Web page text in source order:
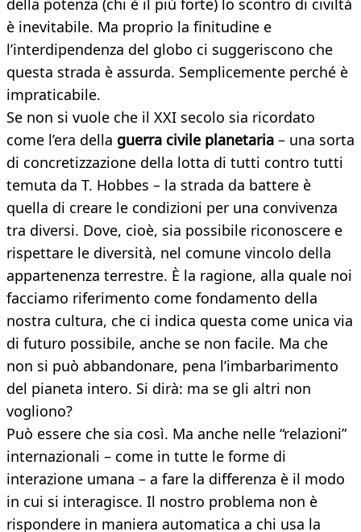
della potenza (chi è il più forte) lo scontro di civiltà
è inevitabile. Ma proprio la finitudine e
l’interdipendenza del globo ci suggeriscono che
questa strada è assurda. Semplicemente perché è
impraticabile.
Se non si vuole che il XXI secolo sia ricordato
come l’era della guerra civile planetaria – una sorta
di concretizzazione della lotta di tutti contro tutti
temuta da T. Hobbes – la strada da battere è
quella di creare le condizioni per una convivenza
tra diversi. Dove, cioè, sia possibile riconoscere e
rispettare le diversità, nel comune vincolo della
appartenenza terrestre. È la ragione, alla quale noi
facciamo riferimento come fondamento della
nostra cultura, che ci indica questa come unica via
di futuro possibile, anche se non facile. Ma che
non si può abbandonare, pena l’imbarbarimento
del pianeta intero. Si dirà: ma se gli altri non
vogliono?
Può essere che sia così. Ma anche nelle “relazioni”
internazionali – come in tutte le forme di
interazione umana – a fare la differenza è il modo
in cui si interagisce. Il nostro problema non è
rispondere in maniera automatica a chi usa la